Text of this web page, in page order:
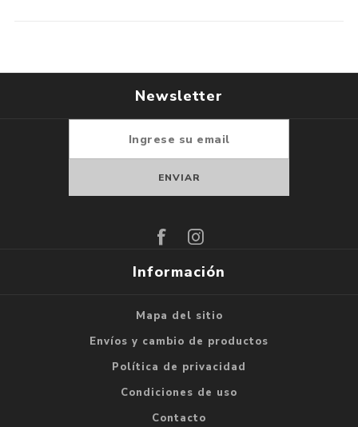
Newsletter
Información
Mapa del sitio
Envíos y cambio de productos
Política de privacidad
Condiciones de uso
Contacto